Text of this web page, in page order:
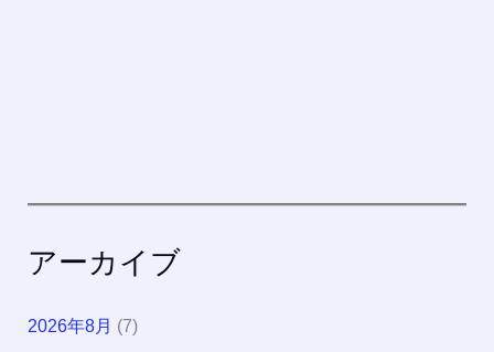
アーカイブ
2026年8月 (7)